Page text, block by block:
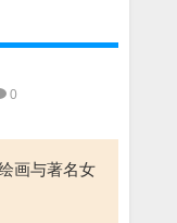
0
画与著名女